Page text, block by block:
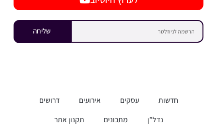
שליחה
חדשות עסקים אירועים
דרושים
נדל”ן
מתכונים תקנון אתר